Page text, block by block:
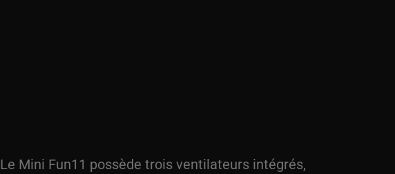
Le Mini Fun11 possède trois ventilateurs intégrés,